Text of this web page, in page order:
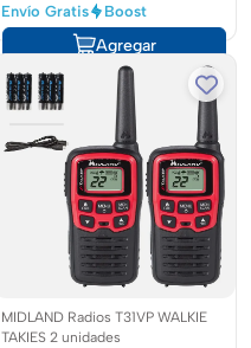
Envío Gratis Boost
Agregar
MIDLAND Radios T31VP WALKIE
TAKIES 2 unidades